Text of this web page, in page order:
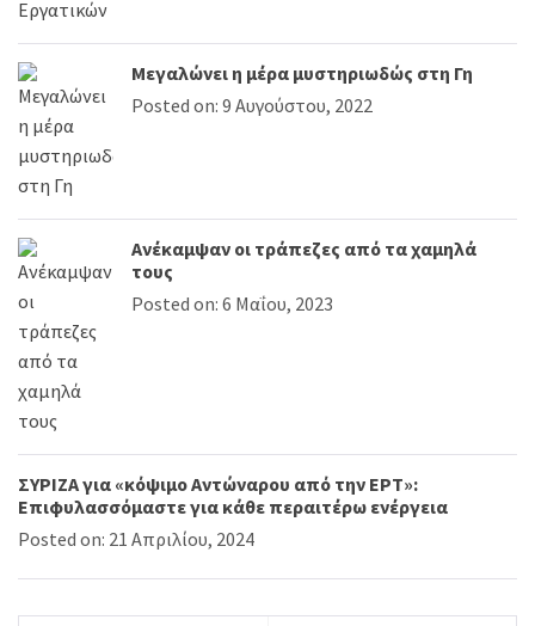
Μεγαλώνει η μέρα μυστηριωδώς στη Γη
Posted on: 9 Αυγούστου, 2022
Ανέκαμψαν οι τράπεζες από τα χαμηλά
τους
Posted on: 6 Μαΐου, 2023
ΣΥΡΙΖΑ για «κόψιμο Αντώναρου από την ΕΡΤ»:
Επιφυλασσόμαστε για κάθε περαιτέρω ενέργεια
Posted on: 21 Απριλίου, 2024